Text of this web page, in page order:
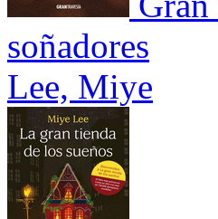
soñadores
Lee, Miye